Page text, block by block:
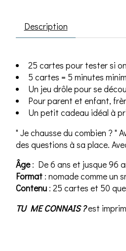
Description
25 cartes pour tester si
5 cartes = 5 minutes
Un jeu drôle pour se
Pour parent et enfant,
Un petit cadeau idéal à
" Je chausse du combien ? "
des questions à sa place.
Âge: De 6 ans et jusque 96
Format : nomade comme un
Contenu : 25 cartes et 50
TU ME CONNAIS ?est